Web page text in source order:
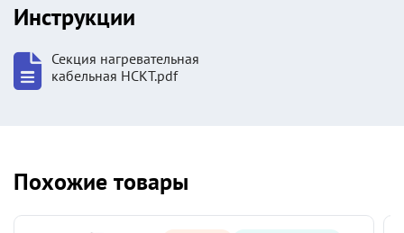
Инструкции
Секция нагревательная
кабельная НСКТ.pdf
Похожие товары